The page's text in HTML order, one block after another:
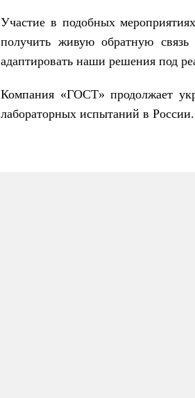
Участие в подобных
получить живую обратную
адаптировать наши решения под
Компания «ГОСТ» продолжает
лабораторных испытаний в России.